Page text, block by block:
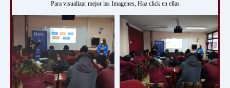
Para visualizar mejor las Imagenes, Haz click en ellas